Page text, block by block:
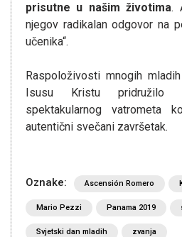
prisutne u našim životima.
njegov radikalan odgovor na
učenika“.
Raspoloživosti mnogih
Isusu Kristu pridružilo
spektakularnog vatrometa
autentični svečani završetak.
Oznake: Ascensión Romero
Mario Pezzi Panama 2019
Svjetski dan mladih zvanja